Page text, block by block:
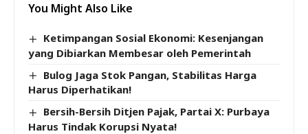
You Might Also Like
Ketimpangan Sosial Ekonomi: Kesenjangan
yang Dibiarkan Membesar oleh Pemerintah
Bulog Jaga Stok Pangan, Stabilitas Harga
Harus Diperhatikan!
Bersih-Bersih Ditjen Pajak, Partai X: Purbaya
Harus Tindak Korupsi Nyata!